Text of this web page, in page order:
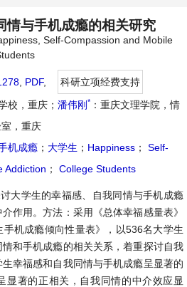
情与手机成瘾的相关研究
Self-Compassion and Mobile
PDF,
科研立项经费支持
校，重庆； 潘伟刚 * ：重庆文理学院，情
，重庆
机成瘾 ； 大学生 ； Happiness ；
Self-
Addiction ； College Students
大学生的幸福感、自我同情与手机成瘾
作用。方法：采用《总体幸福感量表》
手机成瘾倾向性量表》，以536名大学生
和手机成瘾的相关关系，着重探讨自我
幸福感和自我同情与手机成瘾呈显著的
显著的正相关，自我同情的中介效应显